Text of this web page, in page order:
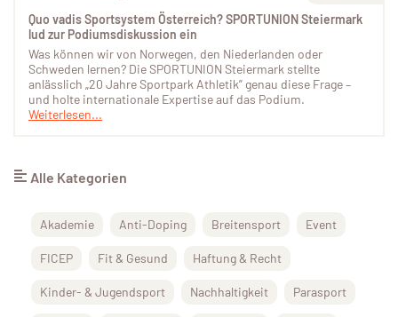
Quo vadis Sportsystem Österreich? SPORTUNION Steiermark
lud zur Podiumsdiskussion ein
Was können wir von Norwegen, den Niederlanden oder
Schweden lernen? Die SPORTUNION Steiermark stellte
anlässlich „20 Jahre Sportpark Athletik” genau diese Frage –
und holte internationale Expertise auf das Podium.
Weiterlesen...
Alle Kategorien
Akademie Anti-Doping Breitensport Event
FICEP Fit & Gesund Haftung & Recht
Kinder- & Jugendsport Nachhaltigkeit Parasport